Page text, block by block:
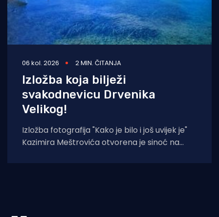
06 kol. 2026 2 MIN. ČITANJA
Izložba koja bilježi
svakodnevicu Drvenika
Velikog!
Izložba fotografija "Kako je bilo i još uvijek je"
Kazimira Meštrovića otvorena je sinoć na